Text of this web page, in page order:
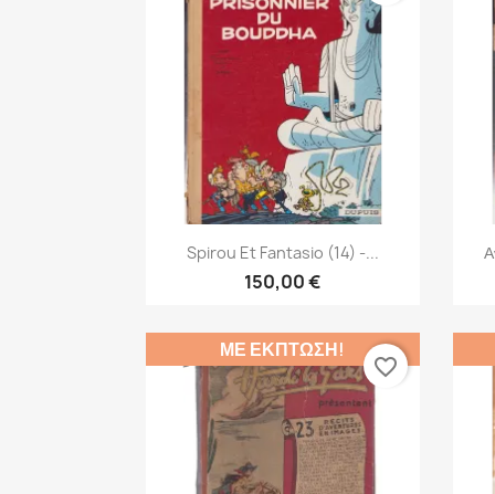
Γρήγορη προβολή
Spirou Et Fantasio (14) -...
150,00 €
ΜΕ ΈΚΠΤΩΣΗ!
favorite_border